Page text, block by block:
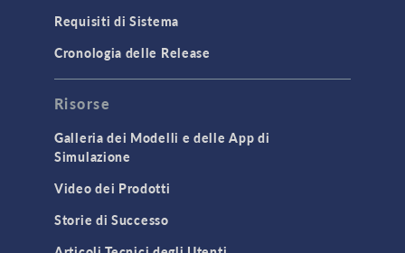
Requisiti di Sistema
Cronologia delle Release
Risorse
Galleria dei Modelli e delle App di
Simulazione
Video dei Prodotti
Storie di Successo